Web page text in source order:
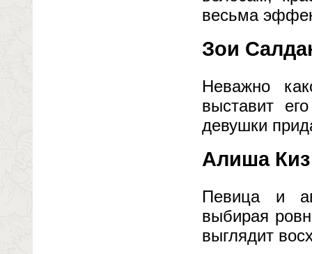
весьма
Зои
Неважно
выставит
девушки
Алиша Киз
Певица и
выбирая
выглядит